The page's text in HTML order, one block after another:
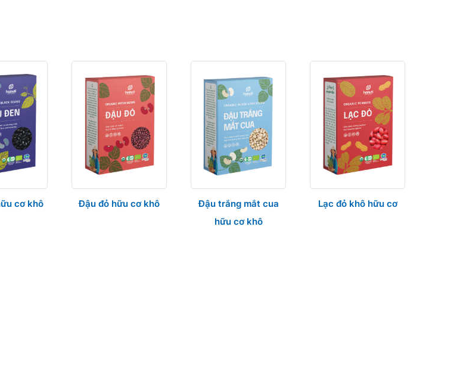
cơ khô Đậu đỏ hữu cơ khô
Đậu trắng mắt cua
hữu cơ khô
Lạc đỏ khô hữu cơ